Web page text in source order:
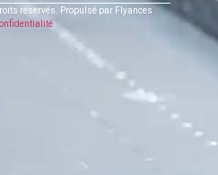
réservés.
Propulsé par Flyances